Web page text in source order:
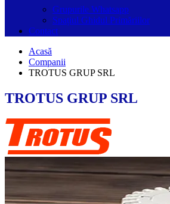
Grupurile Whatsapp
Spațiul Ghidul Primăriilor
Contact
Acasă
Companii
TROTUS GRUP SRL
TROTUS GRUP SRL